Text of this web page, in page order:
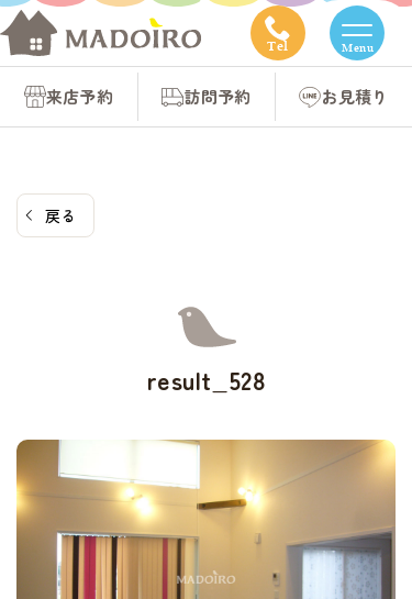
コ
ン
Tel Menu
来店予約 訪問予約 お見積り
戻る
result_528